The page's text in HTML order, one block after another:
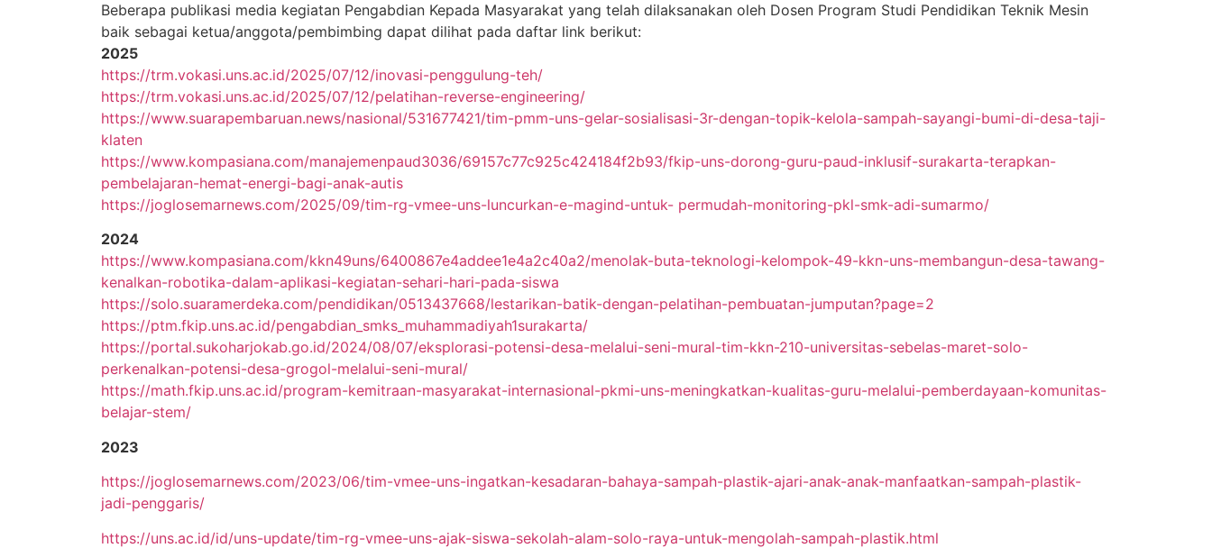
Beberapa publikasi media kegiatan Pengabdian Kepada Masyarakat yang telah dilaksanakan oleh Dosen Program Studi Pendidikan Teknik Mesin
baik sebagai ketua/anggota/pembimbing dapat dilihat pada daftar link berikut:
2025
https://trm.vokasi.uns.ac.id/2025/07/12/inovasi-penggulung-teh/
https://trm.vokasi.uns.ac.id/2025/07/12/pelatihan-reverse-engineering/
https://www.suarapembaruan.news/nasional/531677421/tim-pmm-uns-gelar-sosialisasi-3r-dengan-topik-kelola-sampah-sayangi-bumi-di-desa-taji-
klaten
https://www.kompasiana.com/manajemenpaud3036/69157c77c925c424184f2b93/fkip-uns-dorong-guru-paud-inklusif-surakarta-terapkan-
pembelajaran-hemat-energi-bagi-anak-autis
https://joglosemarnews.com/2025/09/tim-rg-vmee-uns-luncurkan-e-magind-untuk- permudah-monitoring-pkl-smk-adi-sumarmo/
2024
https://www.kompasiana.com/kkn49uns/6400867e4addee1e4a2c40a2/menolak-buta-teknologi-kelompok-49-kkn-uns-membangun-desa-tawang-
kenalkan-robotika-dalam-aplikasi-kegiatan-sehari-hari-pada-siswa
https://solo.suaramerdeka.com/pendidikan/0513437668/lestarikan-batik-dengan-pelatihan-pembuatan-jumputan?page=2
https://ptm.fkip.uns.ac.id/pengabdian_smks_muhammadiyah1surakarta/
https://portal.sukoharjokab.go.id/2024/08/07/eksplorasi-potensi-desa-melalui-seni-mural-tim-kkn-210-universitas-sebelas-maret-solo-
perkenalkan-potensi-desa-grogol-melalui-seni-mural/
https://math.fkip.uns.ac.id/program-kemitraan-masyarakat-internasional-pkmi-uns-meningkatkan-kualitas-guru-melalui-pemberdayaan-komunitas-
belajar-stem/
2023
https://joglosemarnews.com/2023/06/tim-vmee-uns-ingatkan-kesadaran-bahaya-sampah-plastik-ajari-anak-anak-manfaatkan-sampah-plastik-
jadi-penggaris/
https://uns.ac.id/id/uns-update/tim-rg-vmee-uns-ajak-siswa-sekolah-alam-solo-raya-untuk-mengolah-sampah-plastik.html